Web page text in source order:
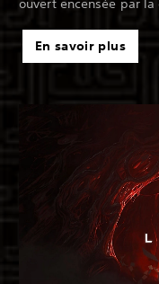
ouvert encensée par
En savoir plus